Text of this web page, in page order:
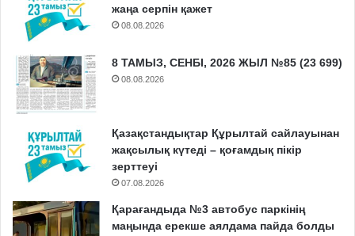
жаңа серпін қажет
08.08.2026
8 ТАМЫЗ, СЕНБІ, 2026 ЖЫЛ №85 (23 699)
08.08.2026
Қазақстандықтар Құрылтай сайлауынан
жақсылық күтеді – қоғамдық пікір
зерттеуі
07.08.2026
Қарағандыда №3 автобус паркінің
маңында ерекше аялдама пайда болды